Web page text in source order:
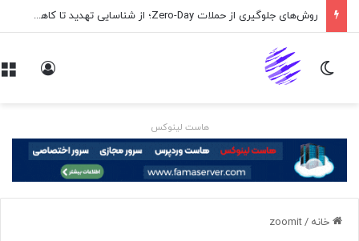
روش‌های جلوگیری از حملات Zero-Day؛ از شناسایی تهدید تا کاهش ریسک
تغییر پوسته
هاست لینوکس
خانه /
zoomit